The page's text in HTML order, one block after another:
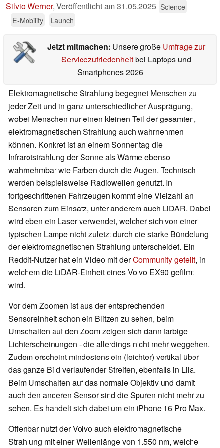
Silvio Werner, Veröffentlicht am31.05.2025 Science
E-Mobility
Launch
Jetzt mitmachen: Unsere große Umfrage zur
Servicezufriedenheitbei Laptops und
Smartphones 2026
Elektromagnetische Strahlung begegnet Menschen zu
jeder Zeit und in ganz unterschiedlicher Ausprägung,
wobei Menschen nur einen kleinen Teil der gesamten,
elektromagnetischen Strahlung auch wahrnehmen
können. Konkret ist an einem Sonnentag die
Infrarotstrahlung der Sonne als Wärme ebenso
wahrnehmbar wie Farben durch die Augen. Technisch
werden beispielsweise Radiowellen genutzt. In
fortgeschrittenen Fahrzeugen kommt eine Vielzahl an
Sensoren zum Einsatz, unter anderem auch LiDAR. Dabei
wird eben ein Laser verwendet, welcher sich von einer
typischen Lampe nicht zuletzt durch die starke Bündelung
der elektromagnetischen Strahlung unterscheidet. Ein
Reddit-Nutzer hat ein Video mit derCommunity geteilt, in
welchem die LiDAR-Einheit eines Volvo EX90 gefilmt
wird.
Vor dem Zoomen ist aus der entsprechenden
Sensoreinheit schon ein Blitzen zu sehen, beim
Umschalten auf den Zoom zeigen sich dann farbige
Lichterscheinungen - die allerdings nicht mehr weggehen.
Zudem erscheint mindestens ein (leichter) vertikal über
das ganze Bild verlaufender Streifen, ebenfalls in Lila.
Beim Umschalten auf das normale Objektiv und damit
auch den anderen Sensor sind die Spuren nicht mehr zu
sehen. Es handelt sich dabei um ein iPhone 16 Pro Max.
Offenbar nutzt der Volvo auch elektromagnetische
Strahlung mit einer Wellenlänge von 1.550 nm, welche